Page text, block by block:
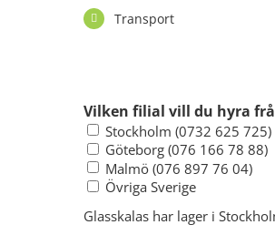
Transport
Vilken filial vill du hyra
Stockholm (0732 625 725)
Göteborg (076 166 78 88)
Malmö (076 897 76 04)
Övriga Sverige
Glasskalas har lager i